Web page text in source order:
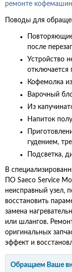
ремонте
Поводы для
после
Устройство
отключается
Кофемолка
Варочный
Из
Напиток
гудением,
Подсветка,
В
ПО Saeco Service
неисправный узел,
восстановить
замена
или шлангов.
оригинальных
эффект и
Обращаем Ваше